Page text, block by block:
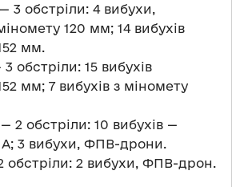
3 обстріли: 4 вибухи,
120 мм; 14 вибухів
мм.
обстріли: 15 вибухів
мм; 7 вибухів з міномету
2 обстріли: 10 вибухів —
3 вибухи, ФПВ-дрони.
обстріли: 2 вибухи, ФПВ-дрон.